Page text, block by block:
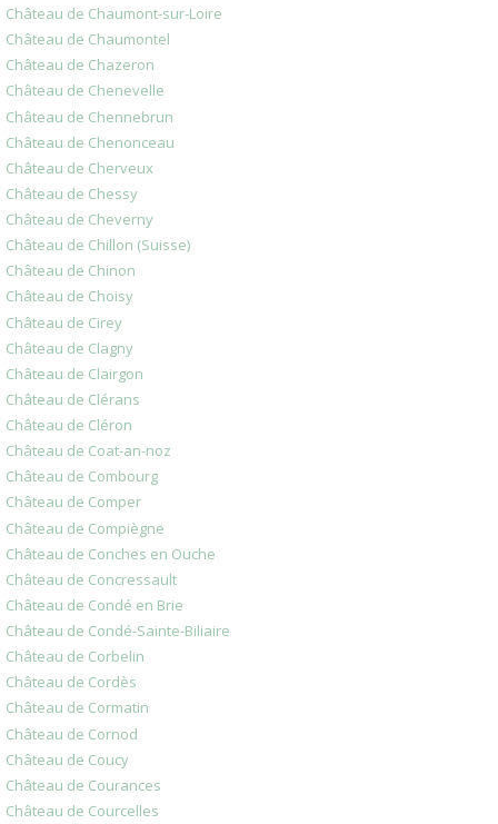
Château de Chaumont-sur-Loire
Château de Chaumontel
Château de Chazeron
Château de Chenevelle
Château de Chennebrun
Château de Chenonceau
Château de Cherveux
Château de Chessy
Château de Cheverny
Château de Chillon (Suisse)
Château de Chinon
Château de Choisy
Château de Cirey
Château de Clagny
Château de Clairgon
Château de Clérans
Château de Cléron
Château de Coat-an-noz
Château de Combourg
Château de Comper
Château de Compiègne
Château de Conches en Ouche
Château de Concressault
Château de Condé en Brie
Château de Condé-Sainte-Biliaire
Château de Corbelin
Château de Cordès
Château de Cormatin
Château de Cornod
Château de Coucy
Château de Courances
Château de Courcelles